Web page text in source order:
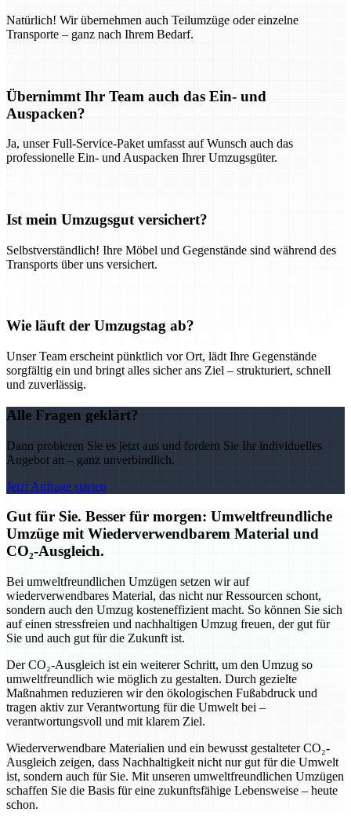
Natürlich! Wir übernehmen auch Teilumzüge oder einzelne
Transporte – ganz nach Ihrem Bedarf.
Übernimmt Ihr Team auch das Ein- und
Auspacken?
Ja, unser Full-Service-Paket umfasst auf Wunsch auch das
professionelle Ein- und Auspacken Ihrer Umzugsgüter.
Ist mein Umzugsgut versichert?
Selbstverständlich! Ihre Möbel und Gegenstände sind während des
Transports über uns versichert.
Wie läuft der Umzugstag ab?
Unser Team erscheint pünktlich vor Ort, lädt Ihre Gegenstände
sorgfältig ein und bringt alles sicher ans Ziel – strukturiert, schnell
und zuverlässig.
Alle Fragen geklärt?
Dann probieren Sie es jetzt aus und fordern Sie Ihr individuelles
Angebot an – ganz unverbindlich.
Jetzt Anfrage starten
Gut für Sie. Besser für morgen: Umweltfreundliche
Umzüge mit Wiederverwendbarem Material und
CO₂-Ausgleich.
Bei umweltfreundlichen Umzügen setzen wir auf
wiederverwendbares Material, das nicht nur Ressourcen schont,
sondern auch den Umzug kosteneffizient macht. So können Sie sich
auf einen stressfreien und nachhaltigen Umzug freuen, der gut für
Sie und auch gut für die Zukunft ist.
Der CO₂-Ausgleich ist ein weiterer Schritt, um den Umzug so
umweltfreundlich wie möglich zu gestalten. Durch gezielte
Maßnahmen reduzieren wir den ökologischen Fußabdruck und
tragen aktiv zur Verantwortung für die Umwelt bei –
verantwortungsvoll und mit klarem Ziel.
Wiederverwendbare Materialien und ein bewusst gestalteter CO₂-
Ausgleich zeigen, dass Nachhaltigkeit nicht nur gut für die Umwelt
ist, sondern auch für Sie. Mit unseren umweltfreundlichen Umzügen
schaffen Sie die Basis für eine zukunftsfähige Lebensweise – heute
schon.